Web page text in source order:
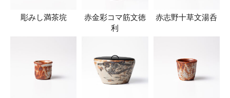
彫みし満茶垸
赤金彩コマ筋文徳
利
赤志野十草文湯呑